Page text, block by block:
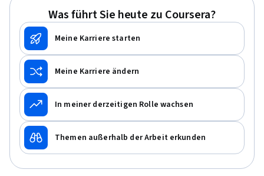
Datenanalyse, R (Software)
Was führt Sie heute zu Coursera?
Meine Karriere starten
Meine Karriere ändern
In meiner derzeitigen Rolle wachsen
Themen außerhalb der Arbeit erkunden